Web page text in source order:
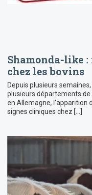
Shamonda-like
chez les bovins
Depuis plusieurs
plusieurs départements de
en Allemagne, l’apparition
signes cliniques chez […]